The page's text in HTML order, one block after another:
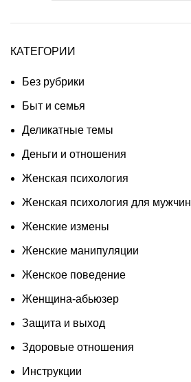
КАТЕГОРИИ
Без рубрики
Быт и семья
Деликатные темы
Деньги и отношения
Женская психология
Женская психология для мужчин
Женские измены
Женские манипуляции
Женское поведение
Женщина-абьюзер
Защита и выход
Здоровые отношения
Инструкции